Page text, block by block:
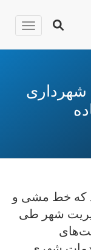
خلاصه بودجه سال ۱۴۰۱ شهرداری
که خط مشی و
شهر طی